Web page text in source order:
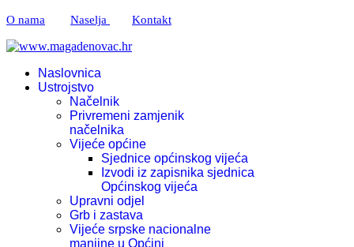
O nama Naselja Kontakt
Naslovnica
Ustrojstvo
Načelnik
Privremeni zamjenik
načelnika
Vijeće općine
Sjednice općinskog vijeća
Izvodi iz zapisnika sjednica
Općinskog vijeća
Upravni odjel
Grb i zastava
Vijeće srpske nacionalne
manjine u Općini